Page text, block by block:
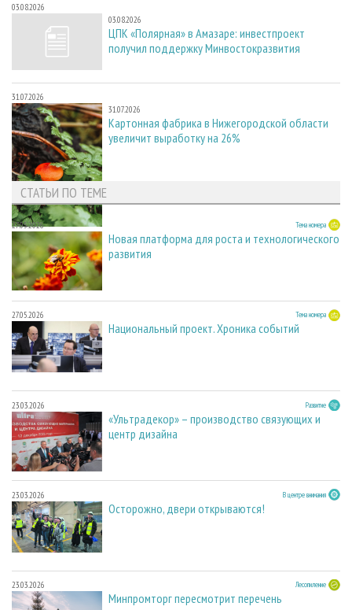
03.08.2026
03.08.2026
ЦПК «Полярная» в Амазаре: инвестпроект
получил поддержку Минвостокразвития
31.07.2026
31.07.2026
Картонная фабрика в Нижегородской области
увеличит выработку на 26%
СТАТЬИ ПО ТЕМЕ
27.05.2026 Тема номера
Новая платформа для роста и технологического
развития
27.05.2026 Тема номера
Национальный проект. Хроника событий
23.03.2026 Развитие
«Ультрадекор» – производство связующих и
центр дизайна
23.03.2026 В центре внимания
Осторожно, двери открываются!
23.03.2026 Лесопиление
Минпромторг пересмотрит перечень